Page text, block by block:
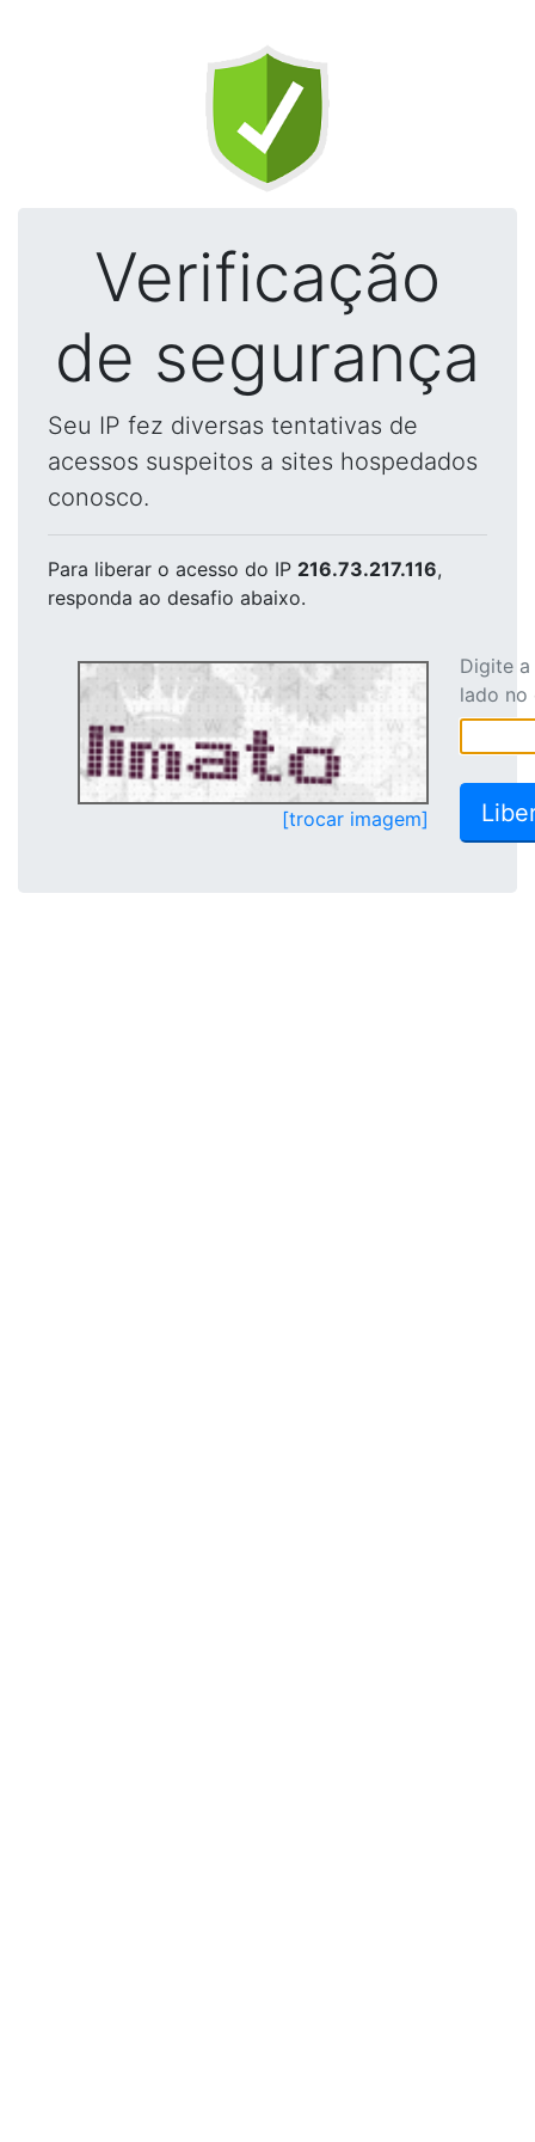
Verificação
de segurança
Seu IP fez diversas tentativas de
acessos suspeitos a sites hospedados
conosco.
Para liberar o acesso do IP 216.73.217.116,
responda ao desafio abaixo.
[trocar imagem]
Digite
lado no